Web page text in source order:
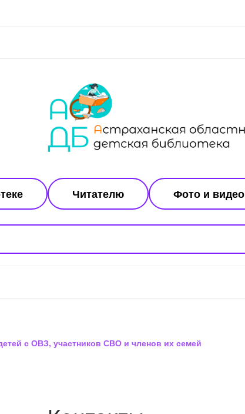
Читателю Фото и видео
с ОВЗ, участников СВО и членов их семей